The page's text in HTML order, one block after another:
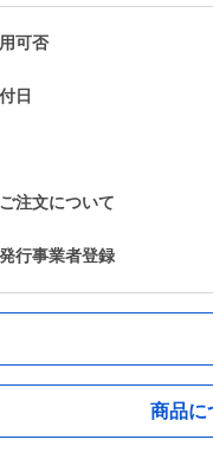
可否
日
注文について
行事業者登録
商品に